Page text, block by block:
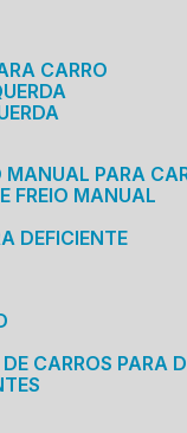
CARRO
MANUAL PARA
E FREIO MANUAL
DEFICIENTE
DE CARROS PARA